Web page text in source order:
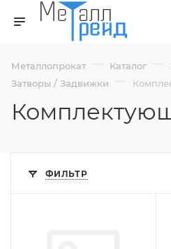
Металлопрокат — Каталог —
Затворы / Задвижки —
ФИЛЬТР